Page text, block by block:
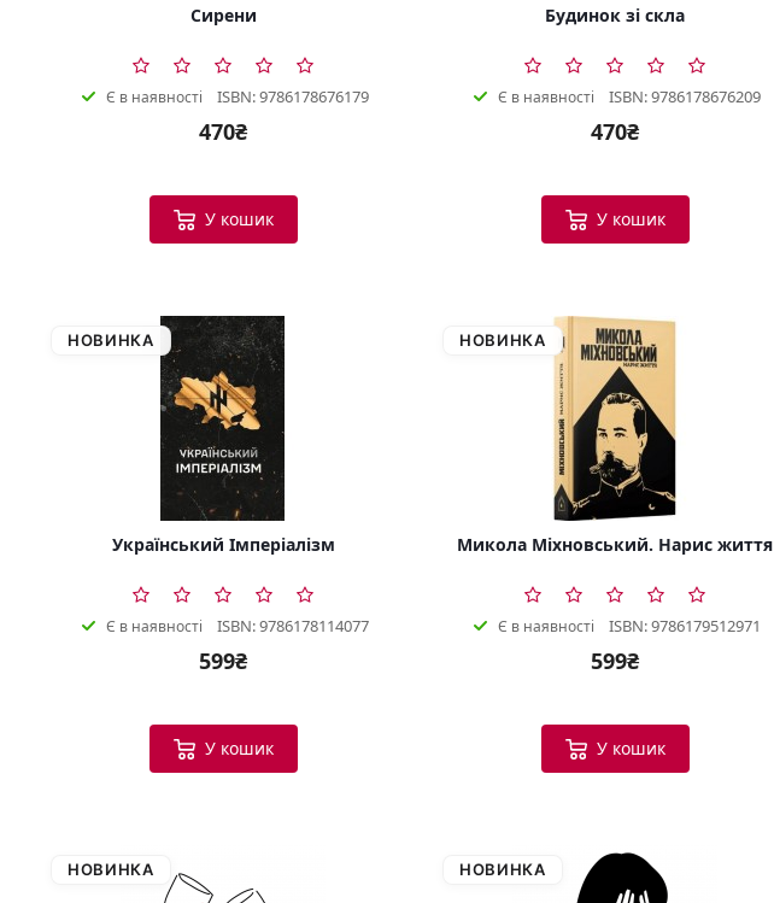
Сирени
Є в наявності ISBN: 9786178676179
470₴
У кошик
Будинок зі скла
Є в наявності ISBN: 9786178676209
470₴
У кошик
НОВИНКА
Український Імперіалізм
Є в наявності ISBN: 9786178114077
599₴
У кошик
НОВИНКА
Микола Міхновський. Нарис життя
Є в наявності ISBN: 9786179512971
599₴
У кошик
НОВИНКА НОВИНКА